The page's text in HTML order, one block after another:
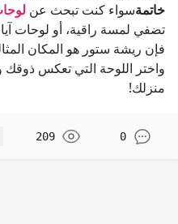
خاتمةسواء كنت تبحث عن
تضفي لمسة راقية، أو لوحات
فإن ريشة ستور هو المكان
واختر اللوحة التي تعكس
منزلك!
0
209